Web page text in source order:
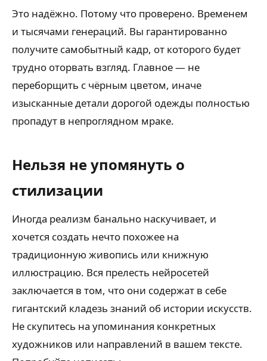
Это надёжно. Потому что проверено. Временем
и тысячами генераций. Вы гарантированно
получите самобытный кадр, от которого будет
трудно оторвать взгляд. Главное — не
переборщить с чёрным цветом, иначе
изысканные детали дорогой одежды полностью
пропадут в непроглядном мраке.
Нельзя не упомянуть о
стилизации
Иногда реализм банально наскучивает, и
хочется создать нечто похожее на
традиционную живопись или книжную
иллюстрацию. Вся прелесть нейросетей
заключается в том, что они содержат в себе
гигантский кладезь знаний об истории искусств.
Не скупитесь на упоминания конкретных
художников или направлений в вашем тексте.